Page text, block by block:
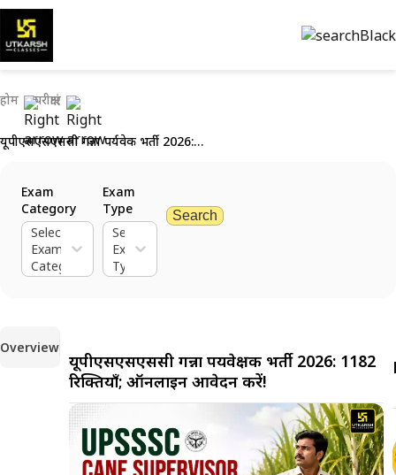
होम परीक्षाएं
यूपीएसएसएससी गन्ना पर्यवेक्षक भर्ती 2026: 1182 रिक्तियाँ; ऑनलाइन आवेदन करें!
Exam
Category
Select
Exam
Category
Exam
Type
Select
Exam
Type
Search
Overview
यूपीएसएसएससी गन्ना पर्यवेक्षक भर्ती 2026: 1182
रिक्तियाँ; ऑनलाइन आवेदन करें!